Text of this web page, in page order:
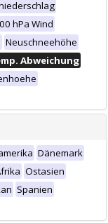
hPa Wind
Neuschneehöhe
Abweichung
Dänemark
Ostasien
Spanien